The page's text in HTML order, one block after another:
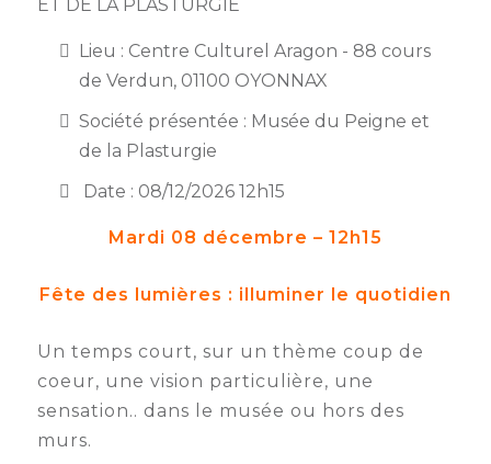
sportif
inter-
salons
Projets
collaboratifs
Bâtiment
Services
privilège
ET DE LA PLASTURGIE
Lieu : Centre Culturel Aragon - 88 cours
de Verdun, 01100 OYONNAX
Société présentée : Musée du Peigne et
de la Plasturgie
Date : 08/12/2026 12h15
Mardi 08 décembre – 12h15
Fête des lumières : illuminer le quotidien
Un temps court, sur un thème coup de
coeur, une vision particulière, une
sensation.. dans le musée ou hors des
murs.